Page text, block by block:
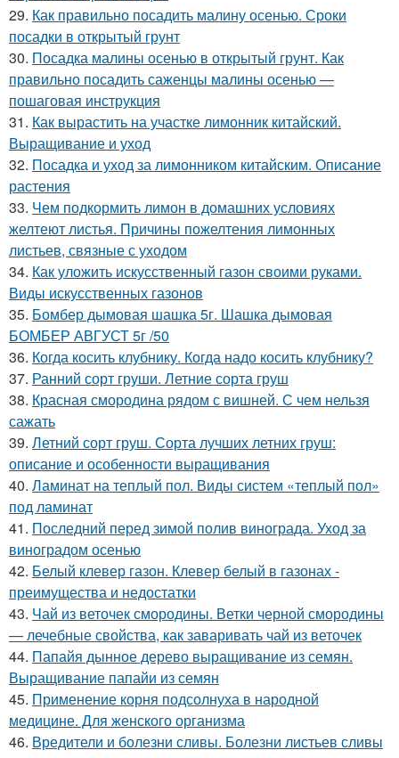
29. Как правильно посадить малину осенью. Сроки
посадки в открытый грунт
30. Посадка малины осенью в открытый грунт. Как
правильно посадить саженцы малины осенью —
пошаговая инструкция
31. Как вырастить на участке лимонник китайский.
Выращивание и уход
32. Посадка и уход за лимонником китайским. Описание
растения
33. Чем подкормить лимон в домашних условиях
желтеют листья. Причины пожелтения лимонных
листьев, связные с уходом
34. Как уложить искусственный газон своими руками.
Виды искусственных газонов
35. Бомбер дымовая шашка 5г. Шашка дымовая
БОМБЕР АВГУСТ 5г /50
36. Когда косить клубнику. Когда надо косить клубнику?
37. Ранний сорт груши. Летние сорта груш
38. Красная смородина рядом с вишней. С чем нельзя
сажать
39. Летний сорт груш. Сорта лучших летних груш:
описание и особенности выращивания
40. Ламинат на теплый пол. Виды систем «теплый пол»
под ламинат
41. Последний перед зимой полив винограда. Уход за
виноградом осенью
42. Белый клевер газон. Клевер белый в газонах -
преимущества и недостатки
43. Чай из веточек смородины. Ветки черной смородины
— лечебные свойства, как заваривать чай из веточек
44. Папайя дынное дерево выращивание из семян.
Выращивание папайи из семян
45. Применение корня подсолнуха в народной
медицине. Для женского организма
46. Вредители и болезни сливы. Болезни листьев сливы